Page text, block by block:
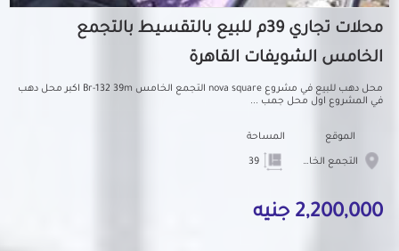
محلات تجاري 39م للبيع بالتقسيط بالتجمع
الخامس الشويفات القاهرة
محل دهب للبيع في مشروع nova square التجمع الخامس Br-132 39m اكبر محل دهب
في المشروع اول محل جمب ...
الموقع
التجمع الخامس الشويفات
المساحة
39
2,200,000 جنيه